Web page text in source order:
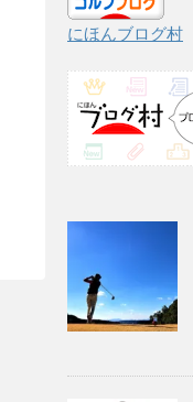
にほんブログ村